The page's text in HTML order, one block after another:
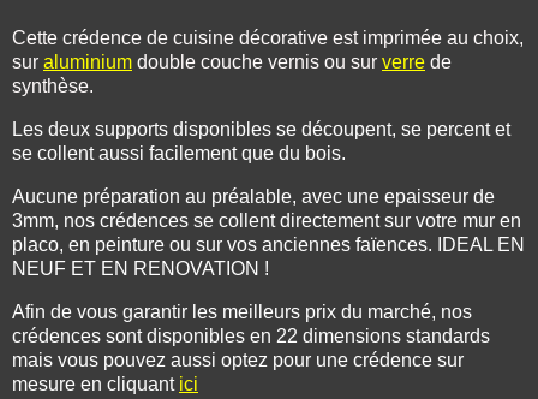
Cette crédence de cuisine décorative est imprimée au choix,
sur aluminium double couche vernis ou sur verre de
synthèse.
Les deux supports disponibles se découpent, se percent et
se collent aussi facilement que du bois.
Aucune préparation au préalable, avec une epaisseur de
3mm, nos crédences se collent directement sur votre mur en
placo, en peinture ou sur vos anciennes faïences. IDEAL EN
NEUF ET EN RENOVATION !
Afin de vous garantir les meilleurs prix du marché, nos
crédences sont disponibles en 22 dimensions standards
mais vous pouvez aussi optez pour une crédence sur
mesure en cliquant ici